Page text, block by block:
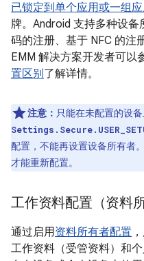
已锁定到单个应用或一组
牌。Android 支持多种设
码的注册、基于 NFC 的注
EMM 解决方案开发者可以
置区别了解详情。
注意： 只能在未配置的设
配置，不能再设置设备所有者
才能重新配置。
工作资料配置（资料
通过启用资料所有者配置
工作资料（受管资料）和